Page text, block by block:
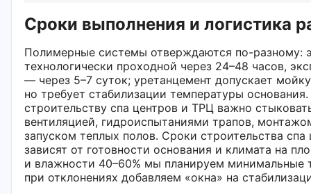
Сроки выполнения и логистика
Полимерные системы отверждаются по-разному:
технологически проходной через 24–48 часов,
— через 5–7 суток; уретанцемент допускает
но требует стабилизации температуры
строительству спа центров и ТРЦ важно
вентиляцией, гидроиспытаниями трапов,
запуском теплых полов. Сроки строительства
зависят от готовности основания и климата на
и влажности 40–60% мы планируем минимальные
при отклонениях добавляем «окна» на